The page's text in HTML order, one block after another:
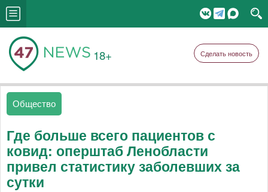
18+ Сделать новость
Общество
Где больше всего пациентов с
ковид: оперштаб Ленобласти
привел статистику заболевших за
сутки